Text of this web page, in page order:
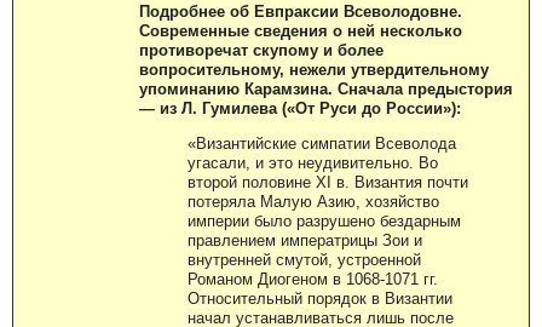
Подробнее об Евпраксии Всеволодовне.
Современные сведения о ней несколько
противоречат скупому и более
вопросительному, нежели утвердительному
упоминанию Карамзина. Сначала предыстория
— из Л. Гумилева («От Руси до России»):
«Византийские симпатии Всеволода
угасали, и это неудивительно. Во
второй половине XI в. Византия почти
потеряла Малую Азию, хозяйство
империи было разрушено бездарным
правлением императрицы Зои и
внутренней смутой, устроенной
Романом Диогеном в 1068-1071 гг.
Относительный порядок в Византии
начал устанавливаться лишь после